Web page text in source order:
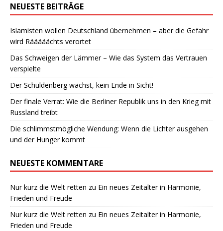
NEUESTE BEITRÄGE
Islamisten wollen Deutschland übernehmen – aber die Gefahr
wird Rääääächts verortet
Das Schweigen der Lämmer – Wie das System das Vertrauen
verspielte
Der Schuldenberg wächst, kein Ende in Sicht!
Der finale Verrat: Wie die Berliner Republik uns in den Krieg mit
Russland treibt
Die schlimmstmögliche Wendung: Wenn die Lichter ausgehen
und der Hunger kommt
NEUESTE KOMMENTARE
Nur kurz die Welt retten zu Ein neues Zeitalter in Harmonie,
Frieden und Freude
Nur kurz die Welt retten zu Ein neues Zeitalter in Harmonie,
Frieden und Freude